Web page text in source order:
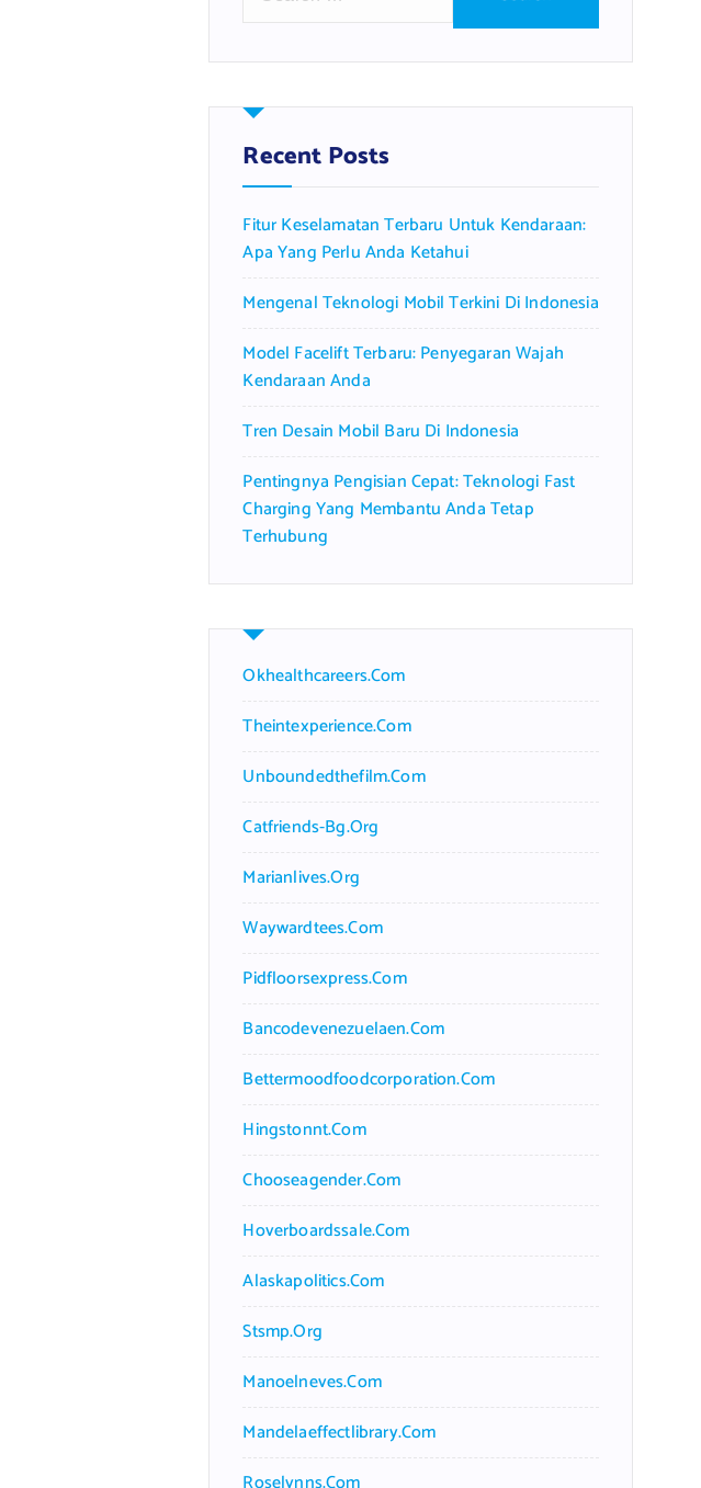
r
h
f
o
:
Recent Posts
Fitur Keselamatan Terbaru Untuk Kendaraan:
Apa Yang Perlu Anda Ketahui
Mengenal Teknologi Mobil Terkini Di Indonesia
Model Facelift Terbaru: Penyegaran Wajah
Kendaraan Anda
Tren Desain Mobil Baru Di Indonesia
Pentingnya Pengisian Cepat: Teknologi Fast
Charging Yang Membantu Anda Tetap
Terhubung
Okhealthcareers.com
Theintexperience.com
Unboundedthefilm.com
Catfriends-Bg.org
Marianlives.org
Waywardtees.com
Pidfloorsexpress.com
Bancodevenezuelaen.com
Bettermoodfoodcorporation.com
Hingstonnt.com
Chooseagender.com
Hoverboardssale.com
Alaskapolitics.com
Stsmp.org
Manoelneves.com
Mandelaeffectlibrary.com